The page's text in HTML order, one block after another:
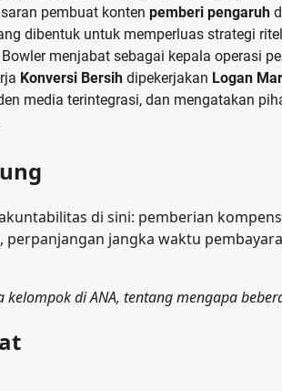
pembuat konten pemberi pengaruh
dibentuk untuk memperluas strategi
menjabat sebagai kepala operasi
Konversi Bersih dipekerjakan Logan
media terintegrasi, dan mengatakan
di sini: pemberian
perpanjangan jangka waktu
di ANA, tentang mengapa